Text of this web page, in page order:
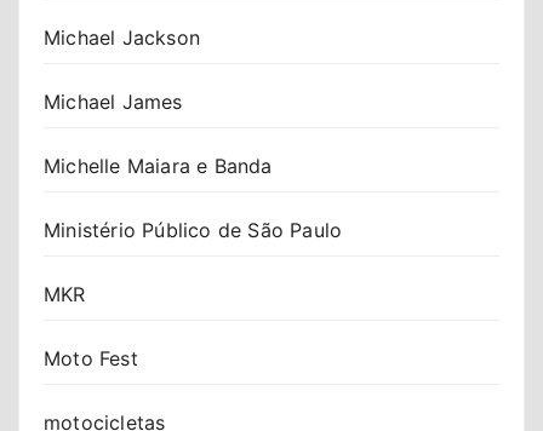
Michael Jackson
Michael James
Michelle Maiara e Banda
Ministério Público de São Paulo
MKR
Moto Fest
motocicletas